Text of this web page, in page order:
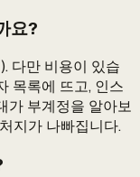
요?
다만 비용이 있습
목록에 뜨고, 인스
가 부계정을 알아보
지가 나빠집니다.